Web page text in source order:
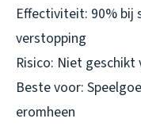
Effectiviteit: 90% bij
verstopping
Risico: Niet
Beste voor:
eromheen